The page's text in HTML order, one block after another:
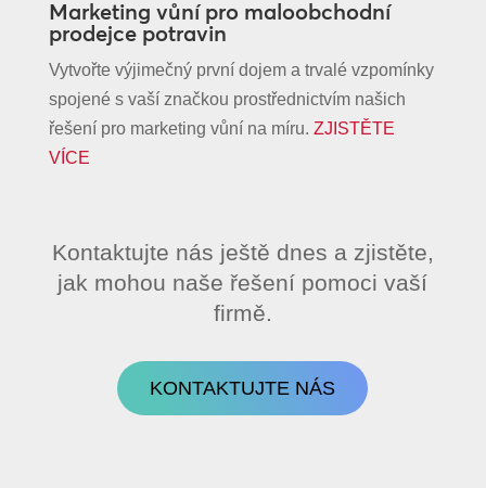
Marketing vůní pro maloobchodní
prodejce potravin
Vytvořte výjimečný první dojem a trvalé vzpomínky
spojené s vaší značkou prostřednictvím našich
řešení pro marketing vůní na míru. ZJISTĚTE
VÍCE
Kontaktujte nás ještě dnes a zjistěte,
jak mohou naše řešení pomoci vaší
firmě.
KONTAKTUJTE NÁS